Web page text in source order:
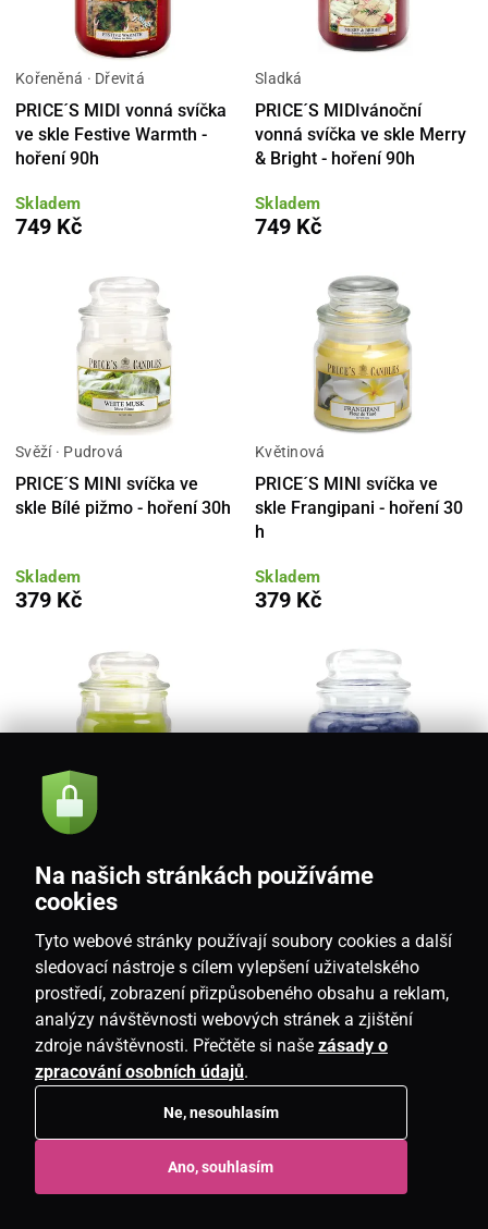
Kořeněná · Dřevitá
PRICE´S MIDI vonná svíčka
ve skle Festive Warmth -
hoření 90h
Skladem
749 Kč
Sladká
PRICE´S MIDIvánoční
vonná svíčka ve skle Merry
& Bright - hoření 90h
Skladem
749 Kč
Svěží · Pudrová
PRICE´S MINI svíčka ve
skle Bílé pižmo - hoření 30h
Skladem
379 Kč
Květinová
PRICE´S MINI svíčka ve
skle Frangipani - hoření 30
h
Skladem
379 Kč
Citrusová
skle Limetka&Bazalka -
hoření 30h
Skladem
379 Kč
skle Midnight Wishes -
Skladem
379 Kč
Květinová Svěží
Na našich stránkách používáme
cookies
Tyto webové stránky používají soubory cookies a další
sledovací nástroje s cílem vylepšení uživatelského
prostředí, zobrazení přizpůsobeného obsahu a reklam,
analýzy návštěvnosti webových stránek a zjištění
zdroje návštěvnosti. Přečtěte si naše zásady o
zpracování osobních údajů.
Ne, nesouhlasím
Ano, souhlasím